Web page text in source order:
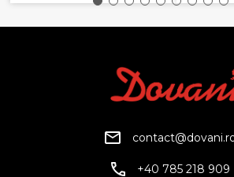
+40 785 218 909